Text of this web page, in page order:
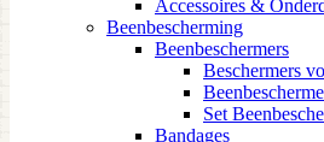
Accessoires &
Beenbescherming
Beenbeschermers
Beschermers
Set
Bandages